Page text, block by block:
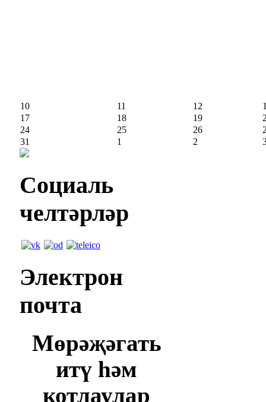
10 11 12
17
18 19
24
25 26
31
1 2
Социаль
челтәрләр
Электрон
почта
Мөрәҗәгать
итү һәм
котлаулар